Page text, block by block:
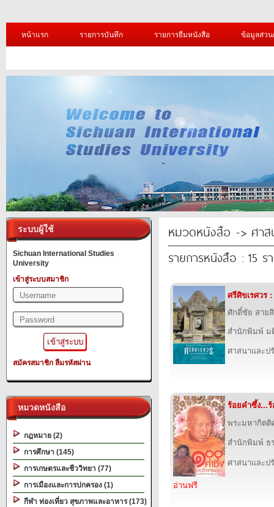
หน้าแรก รายการบันทึก รายการยืมหนังสือ ข้อมูลส่ว
ระบบผู้ใช้
Sichuan International Studies
University
เข้าสู่ระบบสมาชิก
สมัครสมาชิก ลืมรหัสผ่าน
หมวดหนังสือ
กฎหมาย (2)
การศึกษา (145)
การเกษตรและชีววิทยา (77)
การเมืองและการปกครอง (1)
กีฬา ท่องเที่ยว สุขภาพและอาหาร (173)
หมวดหนังสือ -> ศาส
รายการหนังสือ : 15 ร
ศรีศิขเรศวร
ศักดิ์ชัย สาย
สำนักพิมพ์ ม
ศาสนาและป
ร้อยคำซึ้ง...
พระมหากิตติ
สำนักพิมพ์ ธ
ศาสนาและป
อ่านฟรี